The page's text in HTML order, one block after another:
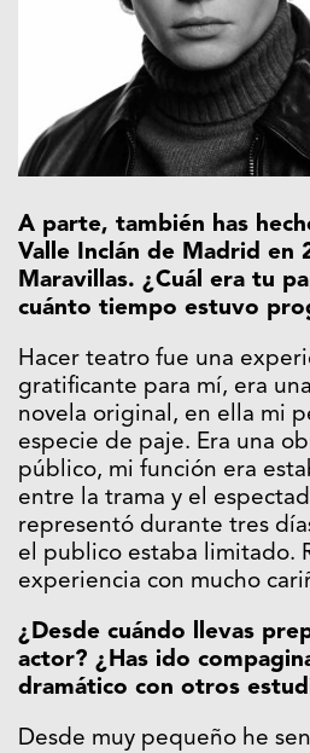
A parte, también has
Valle Inclán de Madrid en
Maravillas. ¿Cuál era tu
cuánto tiempo estuvo
Hacer teatro fue una
gratificante para mí, era
novela original, en ella mi
especie de paje. Era una
público, mi función era
entre la trama y el
representó durante tres
el publico estaba limitado.
experiencia con mucho
¿Desde cuándo llevas
actor? ¿Has ido
dramático con otros
Desde muy pequeño he